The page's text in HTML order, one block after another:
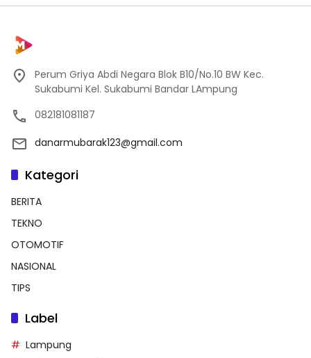
Perum Griya Abdi Negara Blok B10/No.10 BW Kec.
Sukabumi Kel. Sukabumi Bandar LAmpung
082181081187
danarmubarak123@gmail.com
Kategori
BERITA
TEKNO
OTOMOTIF
NASIONAL
TIPS
Label
Lampung